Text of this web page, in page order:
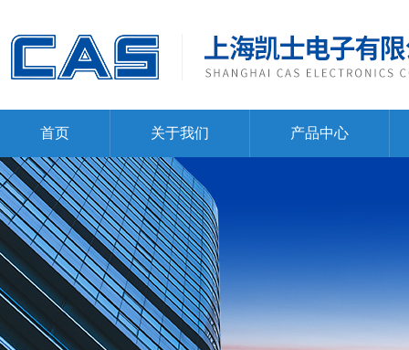
首页 关于我们 产品中心